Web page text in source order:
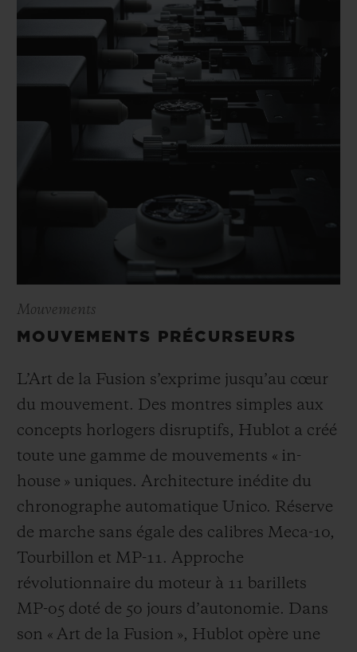
Mouvements
MOUVEMENTS PRÉCURSEURS
L’Art de la Fusion s’exprime jusqu’au cœur
du mouvement. Des montres simples aux
concepts horlogers disruptifs, Hublot a créé
toute une gamme de mouvements « in-
house » uniques. Architecture inédite du
chronographe automatique Unico. Réserve
de marche sans égale des calibres Meca-10,
Tourbillon et MP-11. Approche
révolutionnaire du moteur à 11 barillets
MP-05 doté de 50 jours d’autonomie. Dans
son « Art de la Fusion », Hublot opère une